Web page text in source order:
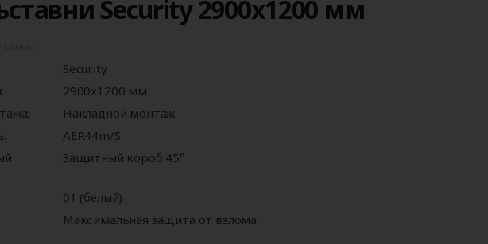
Автоматика для
промышленных ворот
Перегрузочные
тамбуры
Security 2900x1200 мм
Security
2900x1200 мм
Накладной монтаж
AER44m/S
Защитный короб 45°
01 (белый)
Максимальная защита от взлома